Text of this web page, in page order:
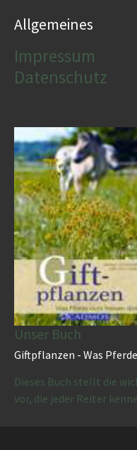
Allgemeines
Impressum
Datenschutz
Unser Buch
Giftpflanzen - Was
Dieses Buch stellt die
vor, die jeder Reiter